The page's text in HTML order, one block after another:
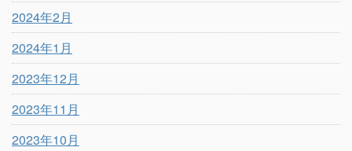
2024年2月
2024年1月
2023年12月
2023年11月
2023年10月